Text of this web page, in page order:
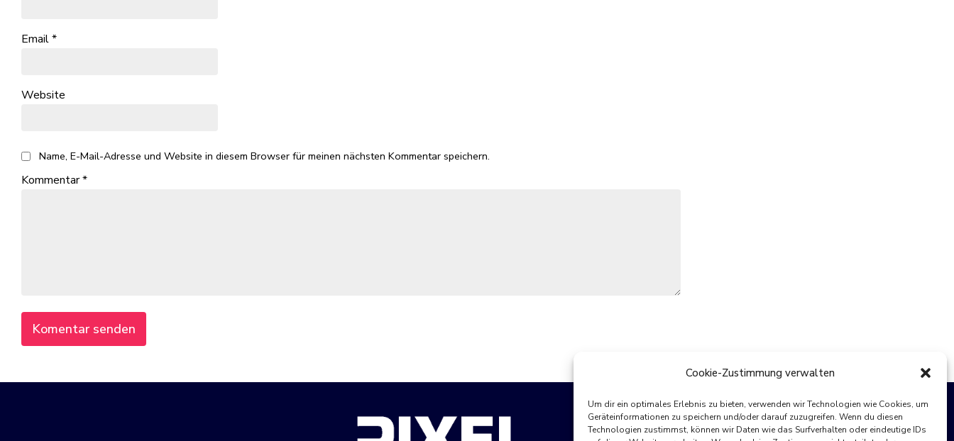
Cookie-Zustimmung verwalten
Um dir ein optimales Erlebnis zu bieten, verwenden wir Technologien wie Cookies, um
Geräteinformationen zu speichern und/oder darauf zuzugreifen. Wenn du diesen
Technologien zustimmst, können wir Daten wie das Surfverhalten oder eindeutige IDs
Email*
Website
Name, E-Mail-Adresse und Website in diesem Browser für meinen nächsten Kommentar speichern.
Kommentar*